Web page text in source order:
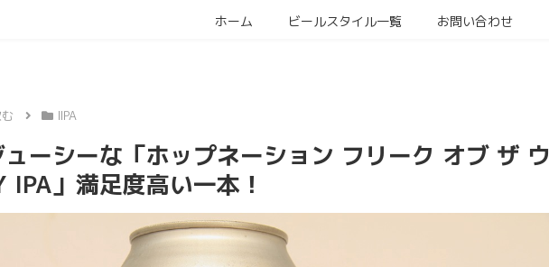
ホーム ビールスタイル一覧 お問い合わせ
IIPA
ーシーな「ホップネーション フリーク オブ ザ ウ
」満足度高い一本！